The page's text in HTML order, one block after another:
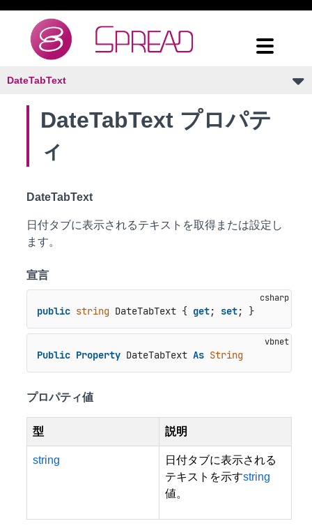
DateTabText
DateTabText プロパテ
ィ
DateTabText
日付タブに表示されるテキストを取得または設定し
ます。
宣言
public string DateTabText { get; set; }
Public Property DateTabText As String
プロパティ値
型 説明
string
日付タブに表示される
テキストを示すstring
値。